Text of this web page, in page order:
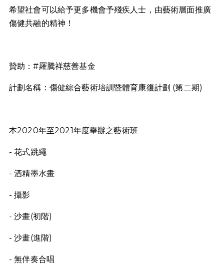
希望社會可以給予更多機會予殘疾人士，由藝術層面推廣
傷健共融的精神！
贊助：#羅騰祥慈善基金
計劃名稱：傷健綜合藝術培訓暨體育康復計劃 (第二期)
本2020年至2021年度舉辦之藝術班
- 花式跳繩
- 酒精墨水畫
- 攝影
- 沙畫(初階)
- 沙畫(進階)
- 無伴奏合唱